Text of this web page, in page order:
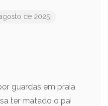
de 2025
guardas em praia
ter matado o pai